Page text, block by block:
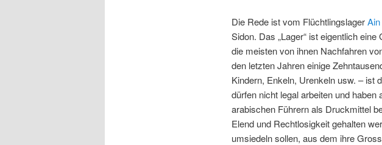
Die Rede ist vom Flüchtlingslager
Sidon. Das „Lager“ ist eigentlich
die meisten von ihnen Nachfahren
den letzten Jahren einige
Kindern, Enkeln, Urenkeln usw. – ist
dürfen nicht legal arbeiten und haben
arabischen Führern als Druckmittel
Elend und Rechtlosigkeit gehalten
umsiedeln sollen, aus dem ihre